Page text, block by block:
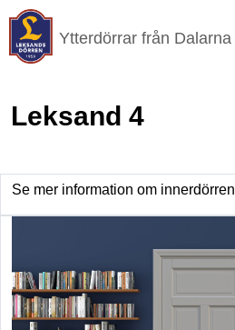
Ytterdörrar från Dalarna
Leksand 4
Se mer information om innerdörren